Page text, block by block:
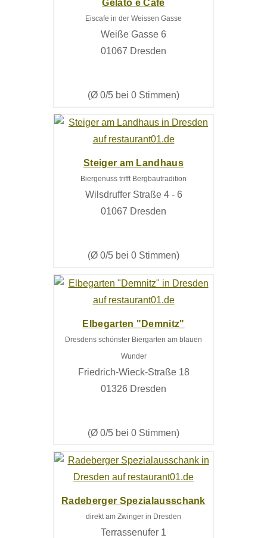
Gelato e Cafe
Eiscafe in der Weissen Gasse
Weiße Gasse 6
01067 Dresden
(Ø 0/5 bei 0 Stimmen)
Steiger am Landhaus
Biergenuss trifft Bergbautradition
Wilsdruffer Straße 4 - 6
01067 Dresden
(Ø 0/5 bei 0 Stimmen)
Elbegarten "Demnitz"
Dresdens schönster Biergarten am blauen
Wunder
Friedrich-Wieck-Straße 18
01326 Dresden
(Ø 0/5 bei 0 Stimmen)
Radeberger Spezialausschank
direkt am Zwinger in Dresden
Terrassenufer 1